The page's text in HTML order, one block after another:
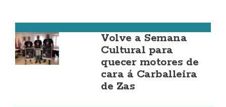
Volve a Semana
Cultural para
quecer motores de
cara á Carballeira
de Zas